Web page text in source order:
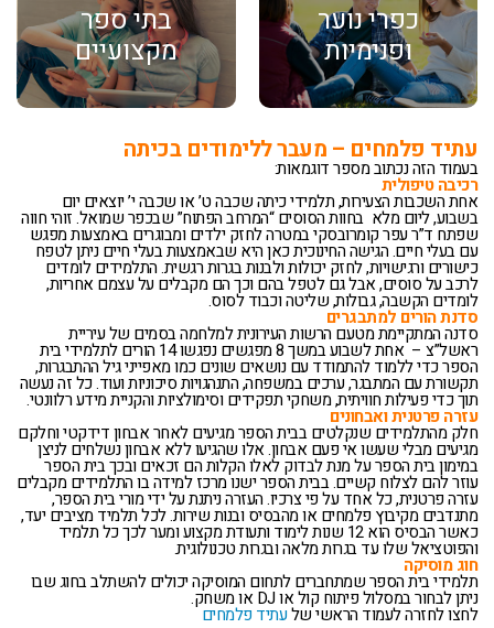
בתי ספר
מקצועיים
כפרי נוער
ופנימיות
עתיד פלמחים – מעבר ללימודים בכיתה
בעמוד הזה נכתוב מספר דוגמאות:
רכיבה טיפולית
אחת השכבות הצעירות, תלמידי כיתה שכבה ט’ או שכבה י’ יוצאים יום
בשבוע, ליום מלא בחוות הסוסים “המרחב הפתוח” שבכפר שמואל. זוהי חווה
שפתח ד”ר עפר קומרובסקי במטרה לחזק ילדים ומבוגרים באמצעות מפגש
עם בעלי חיים. הגישה החינוכית כאן היא שבאמצעות בעלי חיים ניתן לטפח
כישורים ורגישויות, לחזק יכולות ולבנות בגרות רגשית. התלמידים לומדים
לרכב על סוסים, אבל גם לטפל בהם וכך הם מקבלים על עצמם אחריות,
לומדים הקשבה, גבולות, שליטה וכבוד לסוס.
סדנת הורים למתבגרים
סדנה המתקיימת מטעם הרשות העירונית למלחמה בסמים של עיריית
ראשל”צ – אחת לשבוע במשך 8 מפגשים נפגשו 14 הורים לתלמידי בית
הספר כדי ללמוד להתמודד עם נושאים שונים כמו מאפייני גיל ההתבגרות,
תקשורת עם המתבגר, ערכים במשפחה, התנהגויות סיכוניות ועוד. כל זה נעשה
תוך כדי פעילות חוויתית, משחקי תפקידים וסימולציות והקניית מידע רלוונטי.
עזרה פרטנית ואבחונים
חלק מהתלמידים שנקלטים בבית הספר מגיעים לאחר אבחון דידקטי וחלקם
מגיעים מבלי שעשו אי פעם אבחון. אלו שהגיעו ללא אבחון נשלחים לניצן
במימון בית הספר על מנת לבדוק לאלו הקלות הם זכאים ובכך בית הספר
עוזר להם לצלוח קשיים. בבית הספר ישנו מרכז למידה בו התלמידים מקבלים
עזרה פרטנית, כל אחד על פי צרכיו. העזרה ניתנת על ידי מורי בית הספר,
מתנדבים מקיבוץ פלמחים או מהבסיס ובנות שירות. לכל תלמיד מציבים יעד,
כאשר הבסיס הוא 12 שנות לימוד ותעודת מקצוע ומער לכך כל תלמיד
והפוטציאל שלו עד בגרות מלאה ובגרות טכנולוגית.
חוג מוסיקה
תלמידי בית הספר שמתחברים לתחום המוסיקה יכולים להשתלב בחוג שבו
ניתן לבחור במסלול פיתוח קול או DJ או משחק.
לחצו לחזרה לעמוד הראשי שלעתיד פלמחים